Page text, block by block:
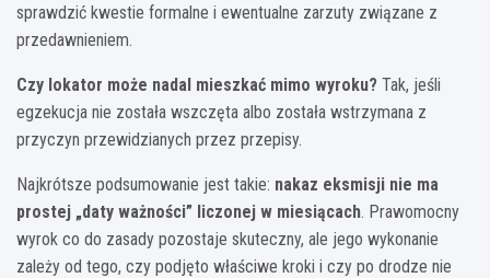
sprawdzić kwestie formalne i ewentualne zarzuty związane z
przedawnieniem.
Czy lokator może nadal mieszkać mimo wyroku? Tak, jeśli
egzekucja nie została wszczęta albo została wstrzymana z
przyczyn przewidzianych przez przepisy.
Najkrótsze podsumowanie jest takie: nakaz eksmisji nie ma
prostej „daty ważności” liczonej w miesiącach. Prawomocny
wyrok co do zasady pozostaje skuteczny, ale jego wykonanie
zależy od tego, czy podjęto właściwe kroki i czy po drodze nie